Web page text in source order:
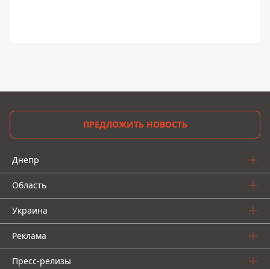
ПРЕДЛОЖИТЬ НОВОСТЬ
Днепр
Область
Украина
Реклама
Пресс-релизы